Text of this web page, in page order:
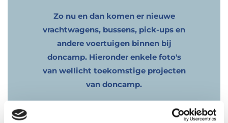
Zo nu en dan komen er nieuwe
vrachtwagens, bussens, pick-ups en
andere voertuigen binnen bij
doncamp. Hieronder enkele foto's
van wellicht toekomstige projecten
van doncamp.